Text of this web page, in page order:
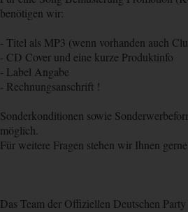
benötigen wir:
- Titel als MP3 (wenn vorhanden auch
- CD Cover und eine kurze Produktinfo
- Label Angabe
- Rechnungsanschrift !
Sonderkonditionen sowie
möglich.
Für weitere Fragen stehen wir Ihnen
Das Team der Offiziellen Deutschen